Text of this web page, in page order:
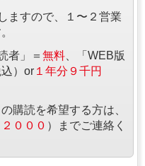
ますので、１〜２営業
者」＝ 無料 、「WEB版
込）or １年分９千円
購読を希望する方は、
０００ ）までご連絡く